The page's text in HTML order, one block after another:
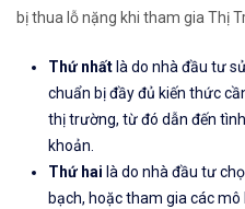
bị thua lỗ nặng khi tham gia Thị
Thứ nhất là do nhà đầu tư
chuẩn bị đầy đủ kiến thức
thị trường, từ đó dẫn đến
khoản.
Thứ hai là do nhà đầu tư
bạch, hoặc tham gia các